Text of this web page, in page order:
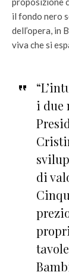
il fondo nero
dell’opera, in
viva che si
i due
di